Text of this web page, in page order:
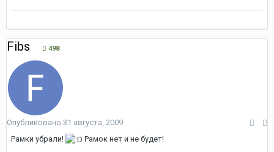
Fibs 498
Опубликовано 31 августа, 2009
Рамки убрали!
Рамок нет и не будет!